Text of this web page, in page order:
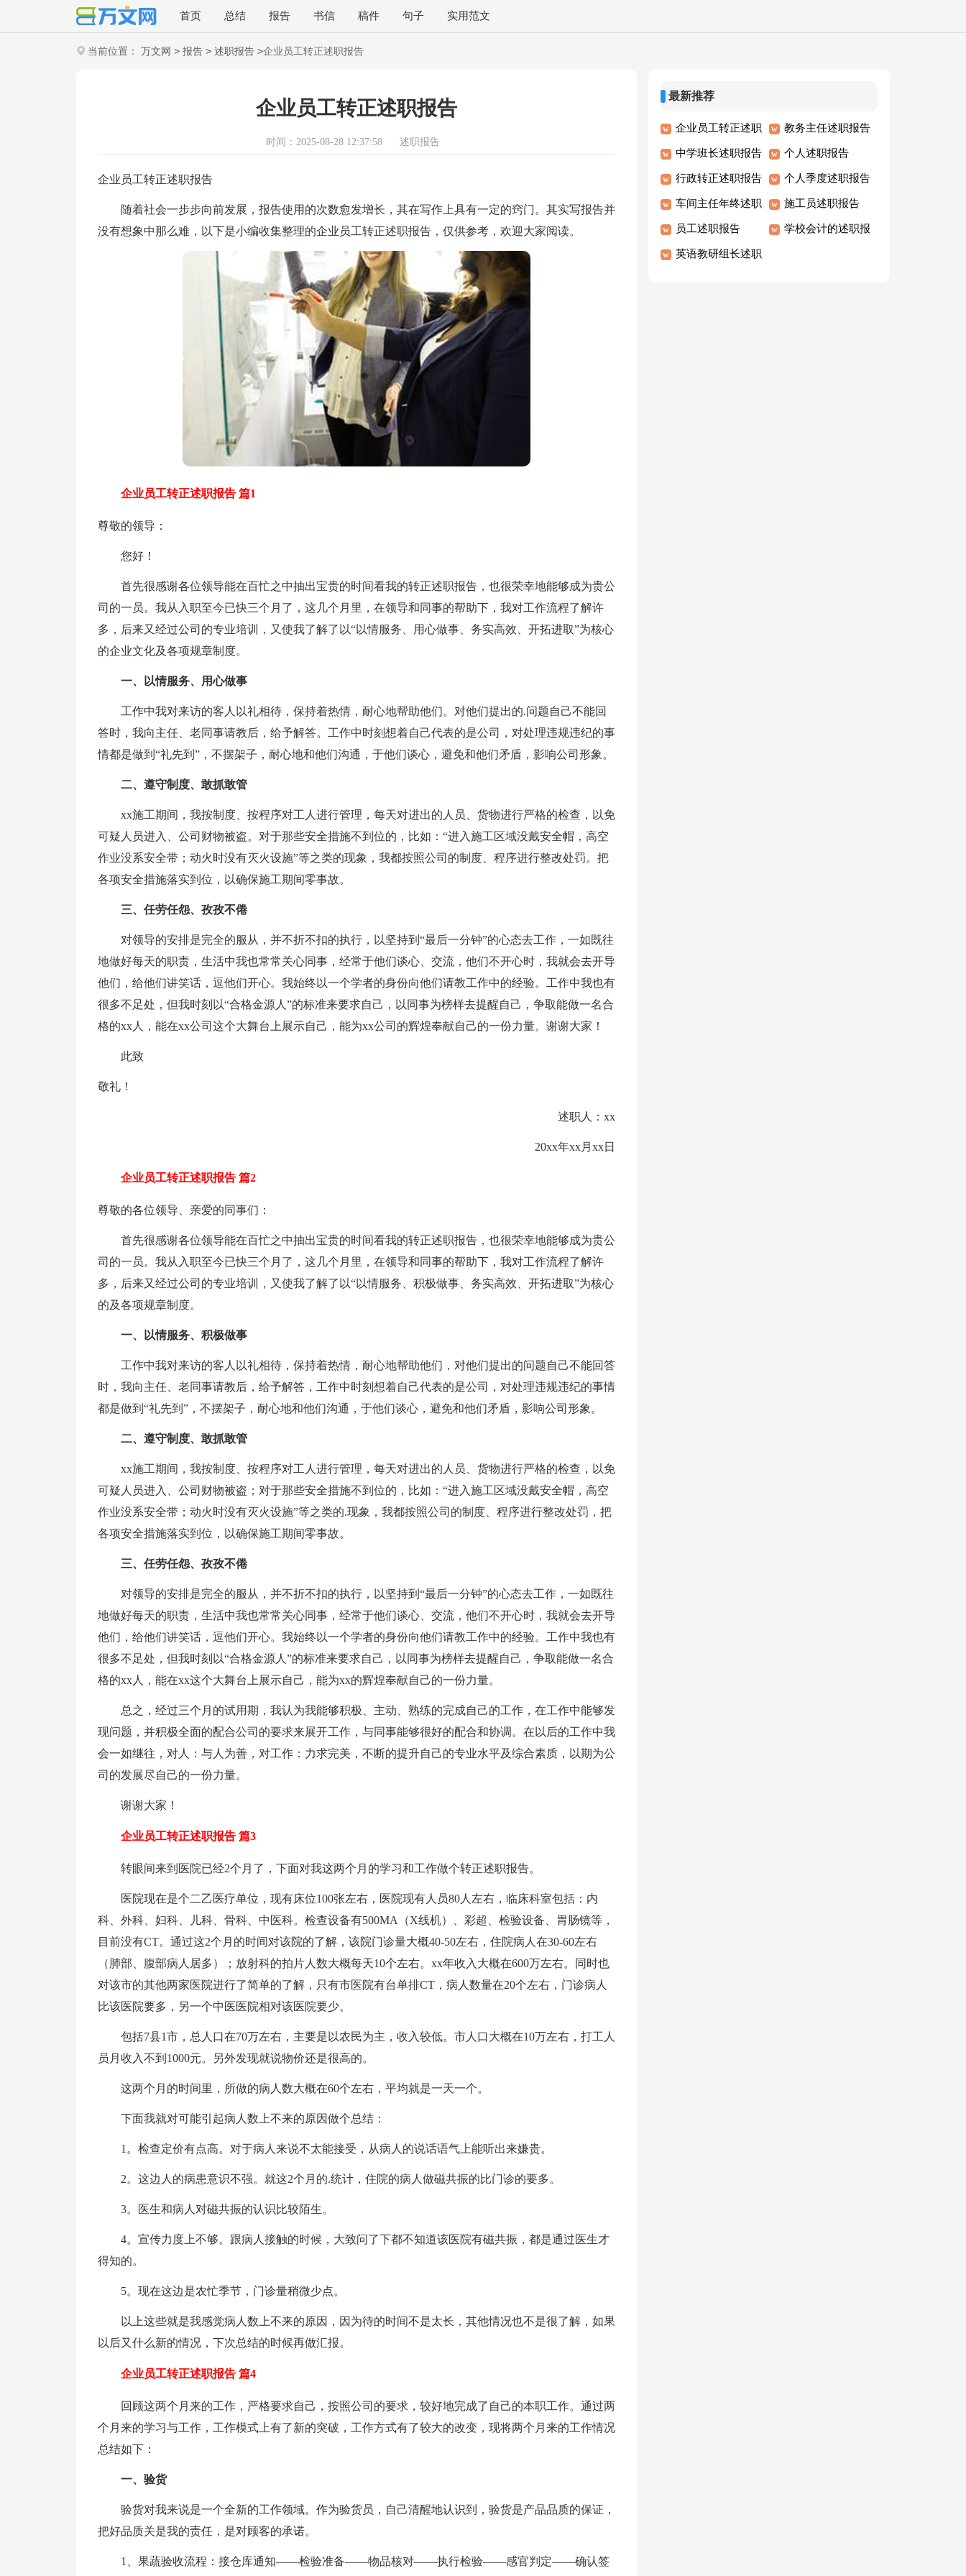
首页 总结 报告 书信 稿件 句子 实用范文
当前位置： 万文网 > 报告 > 述职报告 >企业员工转正述职报告
企业员工转正述职报告
时间：2025-08-28 12:37:58 述职报告
企业员工转正述职报告
随着社会一步步向前发展，报告使用的次数愈发增长，其在写作上具有一定的窍门。其实写报告并
没有想象中那么难，以下是小编收集整理的企业员工转正述职报告，仅供参考，欢迎大家阅读。
企业员工转正述职报告 篇1
尊敬的领导：
您好！
首先很感谢各位领导能在百忙之中抽出宝贵的时间看我的转正述职报告，也很荣幸地能够成为贵公
司的一员。我从入职至今已快三个月了，这几个月里，在领导和同事的帮助下，我对工作流程了解许
多，后来又经过公司的专业培训，又使我了解了以“以情服务、用心做事、务实高效、开拓进取”为核心
的企业文化及各项规章制度。
一、以情服务、用心做事
工作中我对来访的客人以礼相待，保持着热情，耐心地帮助他们。对他们提出的.问题自己不能回
答时，我向主任、老同事请教后，给予解答。工作中时刻想着自己代表的是公司，对处理违规违纪的事
情都是做到“礼先到”，不摆架子，耐心地和他们沟通，于他们谈心，避免和他们矛盾，影响公司形象。
二、遵守制度、敢抓敢管
xx施工期间，我按制度、按程序对工人进行管理，每天对进出的人员、货物进行严格的检查，以免
可疑人员进入、公司财物被盗。对于那些安全措施不到位的，比如：“进入施工区域没戴安全帽，高空
作业没系安全带；动火时没有灭火设施”等之类的现象，我都按照公司的制度、程序进行整改处罚。把
各项安全措施落实到位，以确保施工期间零事故。
三、任劳任怨、孜孜不倦
对领导的安排是完全的服从，并不折不扣的执行，以坚持到“最后一分钟”的心态去工作，一如既往
地做好每天的职责，生活中我也常常关心同事，经常于他们谈心、交流，他们不开心时，我就会去开导
他们，给他们讲笑话，逗他们开心。我始终以一个学者的身份向他们请教工作中的经验。工作中我也有
很多不足处，但我时刻以“合格金源人”的标准来要求自己，以同事为榜样去提醒自己，争取能做一名合
格的xx人，能在xx公司这个大舞台上展示自己，能为xx公司的辉煌奉献自己的一份力量。谢谢大家！
此致
敬礼！
述职人：xx
20xx年xx月xx日
企业员工转正述职报告 篇2
尊敬的各位领导、亲爱的同事们：
首先很感谢各位领导能在百忙之中抽出宝贵的时间看我的转正述职报告，也很荣幸地能够成为贵公
司的一员。我从入职至今已快三个月了，这几个月里，在领导和同事的帮助下，我对工作流程了解许
多，后来又经过公司的专业培训，又使我了解了以“以情服务、积极做事、务实高效、开拓进取”为核心
的及各项规章制度。
一、以情服务、积极做事
工作中我对来访的客人以礼相待，保持着热情，耐心地帮助他们，对他们提出的问题自己不能回答
时，我向主任、老同事请教后，给予解答，工作中时刻想着自己代表的是公司，对处理违规违纪的事情
都是做到“礼先到”，不摆架子，耐心地和他们沟通，于他们谈心，避免和他们矛盾，影响公司形象。
二、遵守制度、敢抓敢管
xx施工期间，我按制度、按程序对工人进行管理，每天对进出的人员、货物进行严格的检查，以免
可疑人员进入、公司财物被盗；对于那些安全措施不到位的，比如：“进入施工区域没戴安全帽，高空
作业没系安全带；动火时没有灭火设施”等之类的.现象，我都按照公司的制度、程序进行整改处罚，把
各项安全措施落实到位，以确保施工期间零事故。
三、任劳任怨、孜孜不倦
对领导的安排是完全的服从，并不折不扣的执行，以坚持到“最后一分钟”的心态去工作，一如既往
地做好每天的职责，生活中我也常常关心同事，经常于他们谈心、交流，他们不开心时，我就会去开导
他们，给他们讲笑话，逗他们开心。我始终以一个学者的身份向他们请教工作中的经验。工作中我也有
很多不足处，但我时刻以“合格金源人”的标准来要求自己，以同事为榜样去提醒自己，争取能做一名合
格的xx人，能在xx这个大舞台上展示自己，能为xx的辉煌奉献自己的一份力量。
总之，经过三个月的试用期，我认为我能够积极、主动、熟练的完成自己的工作，在工作中能够发
现问题，并积极全面的配合公司的要求来展开工作，与同事能够很好的配合和协调。在以后的工作中我
会一如继往，对人：与人为善，对工作：力求完美，不断的提升自己的专业水平及综合素质，以期为公
司的发展尽自己的一份力量。
谢谢大家！
企业员工转正述职报告 篇3
转眼间来到医院已经2个月了，下面对我这两个月的学习和工作做个转正述职报告。
医院现在是个二乙医疗单位，现有床位100张左右，医院现有人员80人左右，临床科室包括：内
科、外科、妇科、儿科、骨科、中医科。检查设备有500MA（X线机）、彩超、检验设备、胃肠镜等，
目前没有CT。通过这2个月的时间对该院的了解，该院门诊量大概40-50左右，住院病人在30-60左右
（肺部、腹部病人居多）；放射科的拍片人数大概每天10个左右。xx年收入大概在600万左右。同时也
对该市的其他两家医院进行了简单的了解，只有市医院有台单排CT，病人数量在20个左右，门诊病人
比该医院要多，另一个中医医院相对该医院要少。
包括7县1市，总人口在70万左右，主要是以农民为主，收入较低。市人口大概在10万左右，打工人
员月收入不到1000元。另外发现就说物价还是很高的。
这两个月的时间里，所做的病人数大概在60个左右，平均就是一天一个。
下面我就对可能引起病人数上不来的原因做个总结：
1。检查定价有点高。对于病人来说不太能接受，从病人的说话语气上能听出来嫌贵。
2。这边人的病患意识不强。就这2个月的.统计，住院的病人做磁共振的比门诊的要多。
3。医生和病人对磁共振的认识比较陌生。
4。宣传力度上不够。跟病人接触的时候，大致问了下都不知道该医院有磁共振，都是通过医生才
得知的。
5。现在这边是农忙季节，门诊量稍微少点。
以上这些就是我感觉病人数上不来的原因，因为待的时间不是太长，其他情况也不是很了解，如果
以后又什么新的情况，下次总结的时候再做汇报。
企业员工转正述职报告 篇4
回顾这两个月来的工作，严格要求自己，按照公司的要求，较好地完成了自己的本职工作。通过两
个月来的学习与工作，工作模式上有了新的突破，工作方式有了较大的改变，现将两个月来的工作情况
总结如下：
一、验货
验货对我来说是一个全新的工作领域。作为验货员，自己清醒地认识到，验货是产品品质的保证，
把好品质关是我的责任，是对顾客的承诺。
1、果蔬验收流程：接仓库通知——检验准备——物品核对——执行检验——感官判定——确认签
最新推荐
企业员工转正述职
报告
教务主任述职报告
中学班长述职报告 个人述职报告
行政转正述职报告 个人季度述职报告
车间主任年终述职
报告
施工员述职报告
员工述职报告 学校会计的述职报
英语教研组长述职